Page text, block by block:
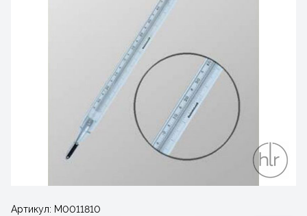
Артикул: М0011810